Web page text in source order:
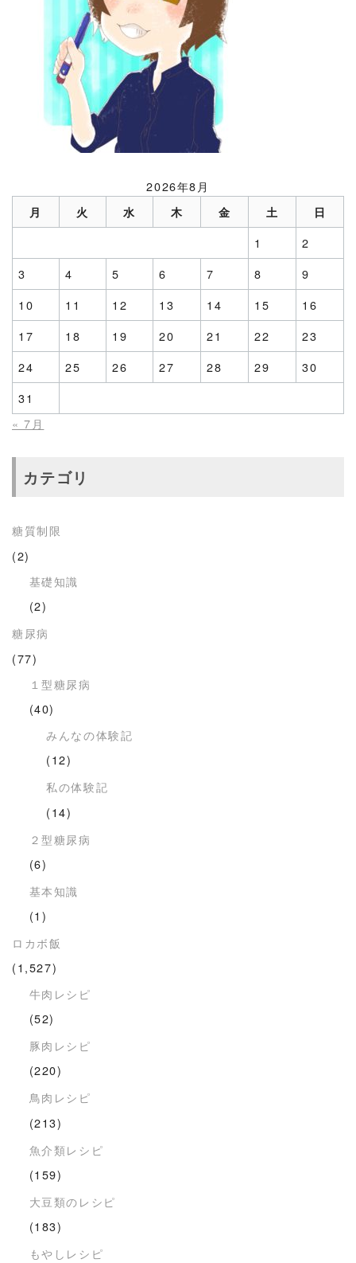
2026年8月
月 火 水 木 金 土 日
1
2
3
4 5 6 7 8
9
10
11 12 13 14 15
16
17
18 19 20 21 22
23
24
25 26 27 28 29
30
31
« 7月
カテゴリ
糖質制限
(2)
基礎知識
(2)
糖尿病
(77)
１型糖尿病
(40)
みんなの体験記
(12)
私の体験記
(14)
２型糖尿病
(6)
基本知識
(1)
ロカボ飯
(1,527)
牛肉レシピ
(52)
豚肉レシピ
(220)
鳥肉レシピ
(213)
魚介類レシピ
(159)
大豆類のレシピ
(183)
もやしレシピ